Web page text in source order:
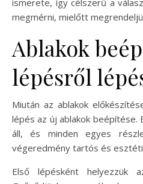
megmérni, mielőtt
Ablakok
lépésről
Miután az ablakok
lépés az új ablakok beépítése.
áll, és minden egyes
végeredmény tartós és
Első lépésként helyezzük